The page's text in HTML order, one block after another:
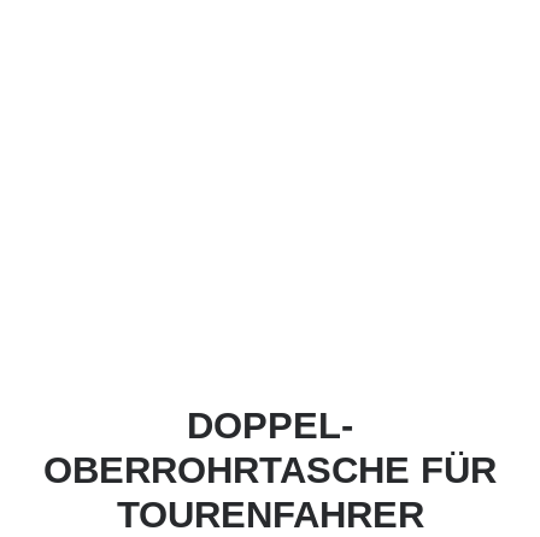
DOPPEL-
OBERROHRTASCHE FÜR
TOURENFAHRER